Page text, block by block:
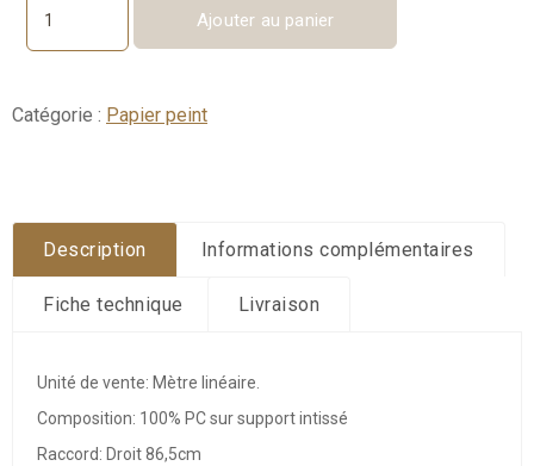
quantité
de
Ajouter au panier
Catégorie : Papier peint
Description Informations complémentaires
Fiche technique Livraison
Unité de vente: Mètre linéaire.
Composition: 100% PC sur support intissé
Raccord: Droit 86,5cm